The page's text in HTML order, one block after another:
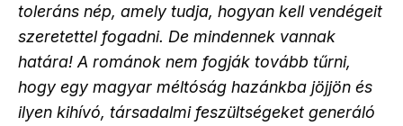
toleráns nép, amely tudja, hogyan kell vendégeit
szeretettel fogadni. De mindennek vannak
határa! A románok nem fogják tovább tűrni,
hogy egy magyar méltóság hazánkba jöjjön és
ilyen kihívó, társadalmi feszültségeket generáló